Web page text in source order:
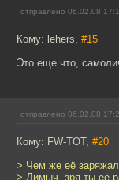
отправлено 06.02.08
Кому: lehers, #15
Это еще что,
отправлено 06.02.08
Кому: FW-TOT, #20
> Чем же её
> Димыч, зря ты её